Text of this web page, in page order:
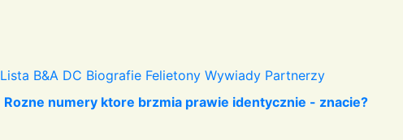
Lista B&A DC Biografie Felietony Wywiady Partnerzy
Rozne numery ktore brzmia prawie identycznie - znacie?